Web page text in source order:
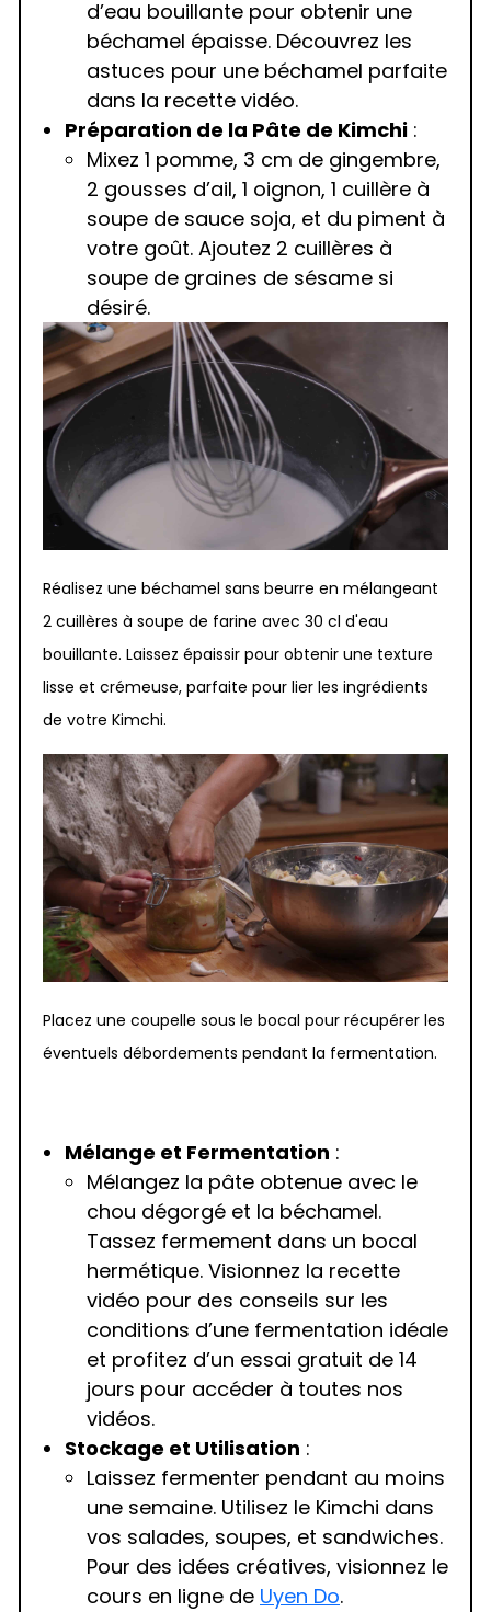
d’eau bouillante pour obtenir une
béchamel épaisse. Découvrez les
astuces pour une béchamel parfaite
dans la recette vidéo.
Préparation de la Pâte de Kimchi :
Mixez 1 pomme, 3 cm de gingembre,
2 gousses d’ail, 1 oignon, 1 cuillère à
soupe de sauce soja, et du piment à
votre goût. Ajoutez 2 cuillères à
soupe de graines de sésame si
désiré.
Réalisez une béchamel sans beurre en mélangeant
2 cuillères à soupe de farine avec 30 cl d'eau
bouillante. Laissez épaissir pour obtenir une texture
lisse et crémeuse, parfaite pour lier les ingrédients
de votre Kimchi.
Placez une coupelle sous le bocal pour récupérer les
éventuels débordements pendant la fermentation.
Mélange et Fermentation :
Mélangez la pâte obtenue avec le
chou dégorgé et la béchamel.
Tassez fermement dans un bocal
hermétique. Visionnez la recette
vidéo pour des conseils sur les
conditions d’une fermentation idéale
et profitez d’un essai gratuit de 14
jours pour accéder à toutes nos
vidéos.
Stockage et Utilisation :
Laissez fermenter pendant au moins
une semaine. Utilisez le Kimchi dans
vos salades, soupes, et sandwiches.
Pour des idées créatives, visionnez le
cours en ligne de Uyen Do.